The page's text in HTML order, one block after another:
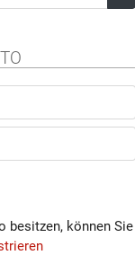
besitzen, können Sie